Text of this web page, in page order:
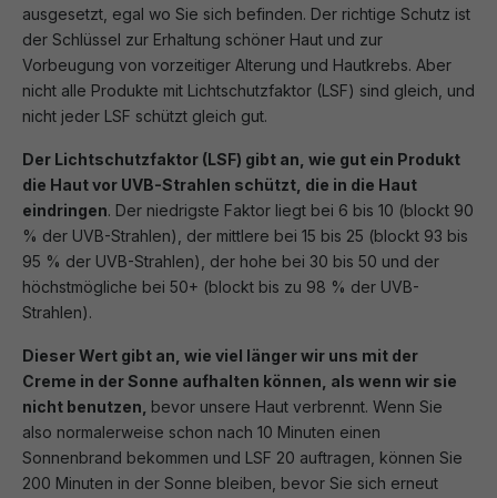
ausgesetzt, egal wo Sie sich befinden. Der richtige Schutz ist
der Schlüssel zur Erhaltung schöner Haut und zur
Vorbeugung von vorzeitiger Alterung und Hautkrebs. Aber
nicht alle Produkte mit Lichtschutzfaktor (LSF) sind gleich, und
nicht jeder LSF schützt gleich gut.
Der Lichtschutzfaktor (LSF) gibt an, wie gut ein Produkt
die Haut vor UVB-Strahlen schützt, die in die Haut
eindringen. Der niedrigste Faktor liegt bei 6 bis 10 (blockt 90
% der UVB-Strahlen), der mittlere bei 15 bis 25 (blockt 93 bis
95 % der UVB-Strahlen), der hohe bei 30 bis 50 und der
höchstmögliche bei 50+ (blockt bis zu 98 % der UVB-
Strahlen).
Dieser Wert gibt an, wie viel länger wir uns mit der
Creme in der Sonne aufhalten können, als wenn wir sie
nicht benutzen, bevor unsere Haut verbrennt. Wenn Sie
also normalerweise schon nach 10 Minuten einen
Sonnenbrand bekommen und LSF 20 auftragen, können Sie
200 Minuten in der Sonne bleiben, bevor Sie sich erneut